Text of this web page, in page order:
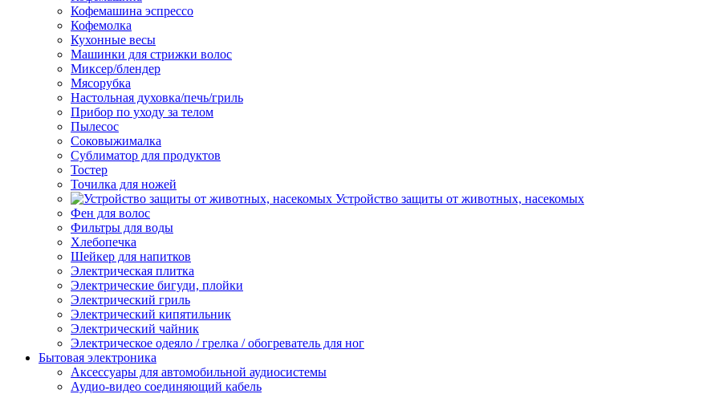
Кофемашина эспрессо
Кофемолка
Кухонные весы
Машинки для стрижки волос
Миксер/блендер
Мясорубка
Настольная духовка/печь/гриль
Прибор по уходу за телом
Пылесос
Соковыжималка
Сублиматор для продуктов
Тостер
Точилка для ножей
Устройство защиты от животных, насекомых
Фен для волос
Фильтры для воды
Хлебопечка
Шейкер для напитков
Электрическая плитка
Электрические бигуди, плойки
Электрический гриль
Электрический кипятильник
Электрический чайник
Электрическое одеяло / грелка / обогреватель для ног
Бытовая электроника
Аксессуары для автомобильной аудиосистемы
Аудио-видео соединяющий кабель